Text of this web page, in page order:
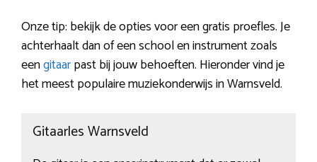
Onze tip: bekijk de opties voor een gratis proefles. Je
achterhaalt dan of een school en instrument zoals
eengitaarpast bij jouw behoeften. Hieronder vind je
het meest populaire muziekonderwijs in Warnsveld.
Gitaarles Warnsveld